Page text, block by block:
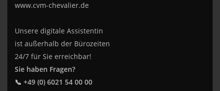
www.cvm-chevalier.de
Unsere digitale Assistentin
ist außerhalb der Bürozeiten
24/7 für Sie erreichbar!
Sie haben Fragen?
📞 +49 (0) 6021 54 00 00